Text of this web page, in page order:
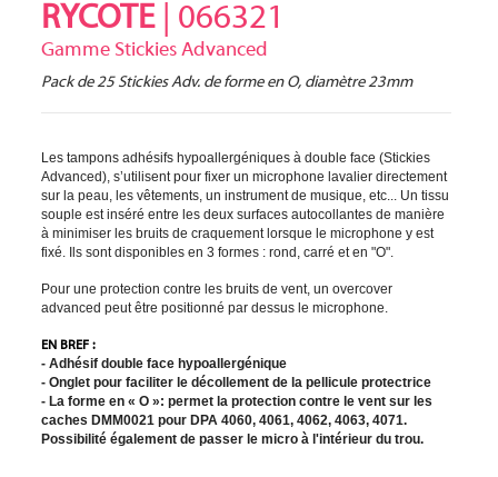
RYCOTE| 066321
Gamme Stickies Advanced
Pack de 25 Stickies Adv. de forme en O, diamètre 23mm
Les tampons adhésifs hypoallergéniques à double face (Stickies
Advanced), s’utilisent pour fixer un microphone lavalier directement
sur la peau, les vêtements, un instrument de musique, etc... Un tissu
souple est inséré entre les deux surfaces autocollantes de manière
à minimiser les bruits de craquement lorsque le microphone y est
fixé. Ils sont disponibles en 3 formes : rond, carré et en "O".
Pour une protection contre les bruits de vent, un overcover
advanced peut être positionné par dessus le microphone.
EN BREF :
- Adhésif double face hypoallergénique
- Onglet pour faciliter le décollement de la pellicule protectrice
- La forme en « O »: permet la protection contre le vent sur les
caches DMM0021 pour DPA 4060, 4061, 4062, 4063, 4071.
Possibilité également de passer le micro à l'intérieur du trou.